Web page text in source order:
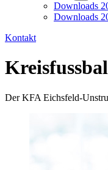
Downloads
Downloads
Kontakt
Der KFA Eichsfeld-